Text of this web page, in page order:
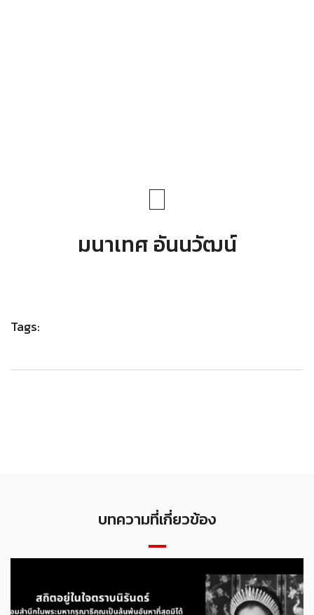
มนาเทศ อันนวัฒน์
Tags:
บทความที่เกี่ยวข้อง